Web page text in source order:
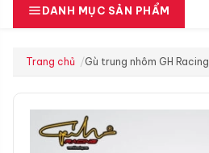
DANH MỤC SẢN PHẨM
Trang chủ Gù trung nhôm GH Racing